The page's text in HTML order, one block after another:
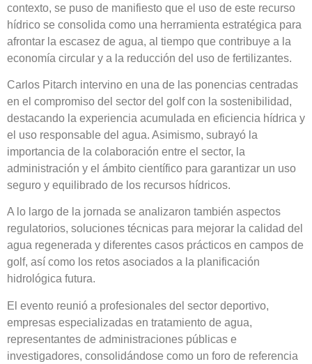
contexto, se puso de manifiesto que el uso de este recurso
hídrico se consolida como una herramienta estratégica para
afrontar la escasez de agua, al tiempo que contribuye a la
economía circular y a la reducción del uso de fertilizantes.
Carlos Pitarch intervino en una de las ponencias centradas
en el compromiso del sector del golf con la sostenibilidad,
destacando la experiencia acumulada en eficiencia hídrica y
el uso responsable del agua. Asimismo, subrayó la
importancia de la colaboración entre el sector, la
administración y el ámbito científico para garantizar un uso
seguro y equilibrado de los recursos hídricos.
A lo largo de la jornada se analizaron también aspectos
regulatorios, soluciones técnicas para mejorar la calidad del
agua regenerada y diferentes casos prácticos en campos de
golf, así como los retos asociados a la planificación
hidrológica futura.
El evento reunió a profesionales del sector deportivo,
empresas especializadas en tratamiento de agua,
representantes de administraciones públicas e
investigadores, consolidándose como un foro de referencia